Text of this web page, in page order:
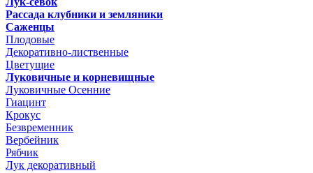
Рассада клубники и земляники
Саженцы
Плодовые
Декоративно-лиственные
Цветущие
Луковичные и корневищные
Луковичные Осенние
Гиацинт
Крокус
Безвременник
Вербейник
Рябчик
Лук декоративный